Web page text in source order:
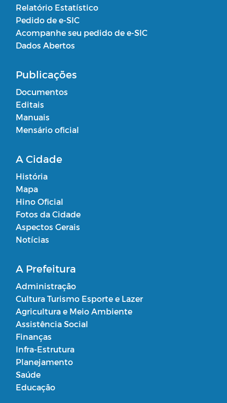
Relatório Estatístico
Pedido de e-SIC
Acompanhe seu pedido de e-SIC
Dados Abertos
Publicações
Documentos
Editais
Manuais
Mensário oficial
A Cidade
História
Mapa
Hino Oficial
Fotos da Cidade
Aspectos Gerais
Notícias
A Prefeitura
Administração
Cultura Turismo Esporte e Lazer
Agricultura e Meio Ambiente
Assistência Social
Finanças
Infra-Estrutura
Planejamento
Saúde
Educação